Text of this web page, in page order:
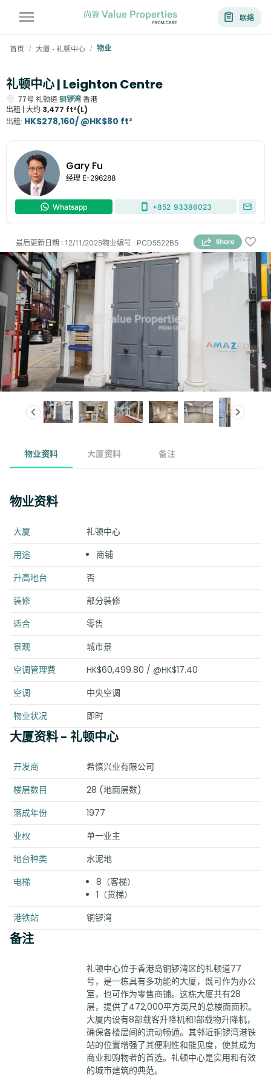
联络
首页 / 大厦 - 礼顿中心 / 物业
礼顿中心 | Leighton Centre
77号 礼顿道铜锣湾香港
出租 | 大约 3,477 ft²(L)
出租: HK$278,160/ @HK$80 ft²
Gary Fu
经理 E-296288
Whatsapp +852 93386023
物业编号 : PCD5522B5
最后更新日期 : 12/11/2025
物业资料 大厦资料 备注
物业资料
大厦
礼顿中心
用途
商铺
升高地台
否
装修
部分装修
适合
零售
景观
城市景
空调管理费
HK$60,499.80 / @HK$17.40
空调
中央空调
物业状况
即时
大厦资料- 礼顿中心
开发商
希慎兴业有限公司
楼层数目
28 (地面层数)
落成年份
1977
业权
单一业主
地台种类
水泥地
电梯
8（客梯）
1（货梯）
港铁站
铜锣湾
备注
礼顿中心位于香港岛铜锣湾区的礼顿道77
号，是一栋具有多功能的大厦，既可作为办公
室，也可作为零售商铺。这栋大厦共有28
层，提供了472,000平方英尺的总楼面面积。
大厦内设有8部载客升降机和1部载物升降机，
确保各楼层间的流动畅通。其邻近铜锣湾港铁
站的位置增强了其便利性和能见度，使其成为
商业和购物者的首选。礼顿中心是实用和有效
的城市建筑的典范。